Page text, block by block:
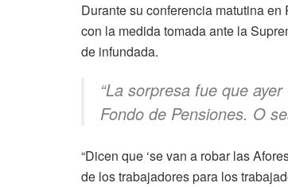
Durante su conferencia matutina
con la medida tomada ante la
de infundada.
“La sorpresa fue que
Fondo de Pensiones. O
“Dicen que ‘se van a robar las
de los trabajadores para los